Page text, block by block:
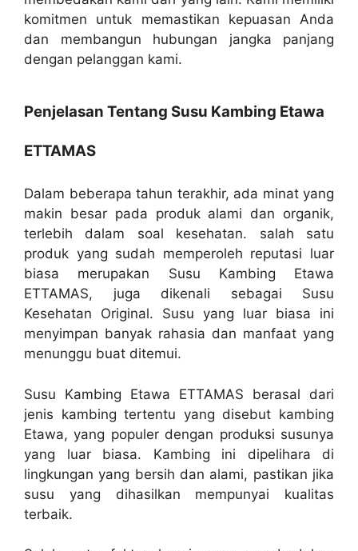
komitmen untuk memastikan kepuasan Anda
dan membangun hubungan jangka panjang
dengan pelanggan kami.
Penjelasan Tentang Susu Kambing Etawa
ETTAMAS
Dalam beberapa tahun terakhir, ada minat yang
makin besar pada produk alami dan organik,
terlebih dalam soal kesehatan. salah satu
produk yang sudah memperoleh reputasi luar
biasa merupakan Susu Kambing Etawa
ETTAMAS, juga dikenali sebagai Susu
Kesehatan Original. Susu yang luar biasa ini
menyimpan banyak rahasia dan manfaat yang
menunggu buat ditemui.
Susu Kambing Etawa ETTAMAS berasal dari
jenis kambing tertentu yang disebut kambing
Etawa, yang populer dengan produksi susunya
yang luar biasa. Kambing ini dipelihara di
lingkungan yang bersih dan alami, pastikan jika
susu yang dihasilkan mempunyai kualitas
terbaik.